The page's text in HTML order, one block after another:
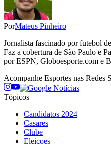
PorMateus Pinheiro
Jornalista fascinado por futebol
Faz a cobertura de São Paulo e
por ESPN, Globoesporte.com e
Acompanhe Esportes nas Redes
Tópicos
Candidatos 2024
Casares
Clube
Eleicoes